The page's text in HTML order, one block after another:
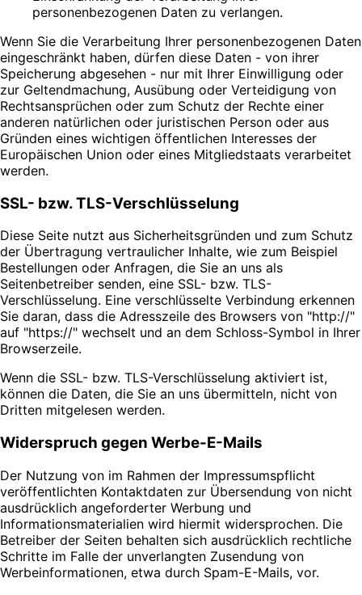
personenbezogenen Daten zu verlangen.
Wenn Sie die Verarbeitung Ihrer personenbezogenen Daten
eingeschränkt haben, dürfen diese Daten - von ihrer
Speicherung abgesehen - nur mit Ihrer Einwilligung oder
zur Geltendmachung, Ausübung oder Verteidigung von
Rechtsansprüchen oder zum Schutz der Rechte einer
anderen natürlichen oder juristischen Person oder aus
Gründen eines wichtigen öffentlichen Interesses der
Europäischen Union oder eines Mitgliedstaats verarbeitet
werden.
SSL- bzw. TLS-Verschlüsselung
Diese Seite nutzt aus Sicherheitsgründen und zum Schutz
der Übertragung vertraulicher Inhalte, wie zum Beispiel
Bestellungen oder Anfragen, die Sie an uns als
Seitenbetreiber senden, eine SSL- bzw. TLS-
Verschlüsselung. Eine verschlüsselte Verbindung erkennen
Sie daran, dass die Adresszeile des Browsers von "http://"
auf "https://" wechselt und an dem Schloss-Symbol in Ihrer
Browserzeile.
Wenn die SSL- bzw. TLS-Verschlüsselung aktiviert ist,
können die Daten, die Sie an uns übermitteln, nicht von
Dritten mitgelesen werden.
Widerspruch gegen Werbe-E-Mails
Der Nutzung von im Rahmen der Impressumspflicht
veröffentlichten Kontaktdaten zur Übersendung von nicht
ausdrücklich angeforderter Werbung und
Informationsmaterialien wird hiermit widersprochen. Die
Betreiber der Seiten behalten sich ausdrücklich rechtliche
Schritte im Falle der unverlangten Zusendung von
Werbeinformationen, etwa durch Spam-E-Mails, vor.